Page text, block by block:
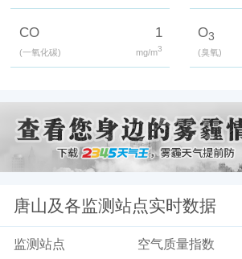
CO
(一氧化碳)
1
mg/m3
O3
(臭氧)
唐山及各监测站点实时数据
监测站点 空气质量指数